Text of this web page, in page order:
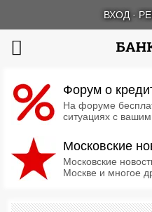
ВХОД ·
Форум о
На форуме
ситуациях с
Московские
Московские
Москве и многое